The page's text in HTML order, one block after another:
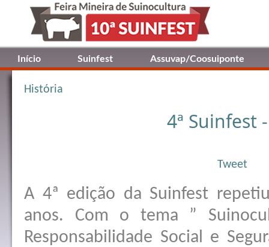
Início Suinfest Assuvap/Coosuiponte
História
4ª Suinfest
Tweet
A 4ª edição da Suinfest
anos. Com o tema ”
Responsabilidade Social e